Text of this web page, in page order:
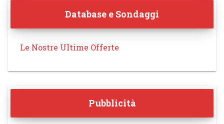
Database e Sondaggi
Le Nostre Ultime Offerte
Pubblicità